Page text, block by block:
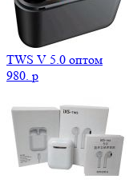
TWS V 5.0 оптом
980. p